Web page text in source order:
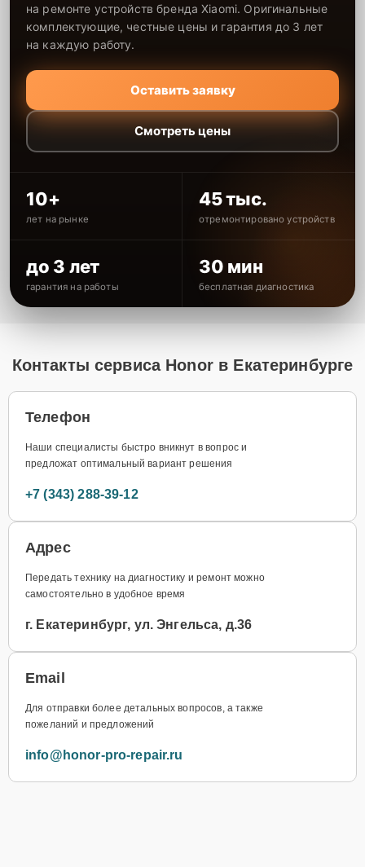
на ремонте устройств бренда Xiaomi. Оригинальные
комплектующие, честные цены и гарантия до 3 лет
на каждую работу.
Оставить заявку
Смотреть цены
10+
лет на рынке
45 тыс.
отремонтировано устройств
до 3 лет
гарантия на работы
30 мин
бесплатная диагностика
Контакты сервиса Honor в Екатеринбурге
Телефон
Наши специалисты быстро вникнут в вопрос и
предложат оптимальный вариант решения
+7 (343) 288-39-12
Адрес
Передать технику на диагностику и ремонт можно
самостоятельно в удобное время
г. Екатеринбург, ул. Энгельса, д.36
Email
Для отправки более детальных вопросов, а также
пожеланий и предложений
info@honor-pro-repair.ru